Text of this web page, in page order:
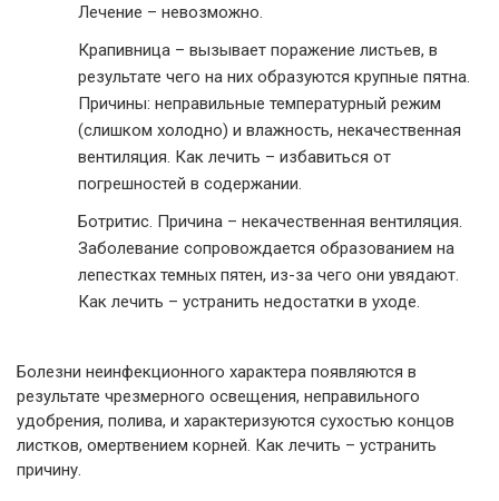
Лечение – невозможно.
Крапивница – вызывает поражение листьев, в
результате чего на них образуются крупные пятна.
Причины: неправильные температурный режим
(слишком холодно) и влажность, некачественная
вентиляция. Как лечить – избавиться от
погрешностей в содержании.
Ботритис. Причина – некачественная вентиляция.
Заболевание сопровождается образованием на
лепестках темных пятен, из-за чего они увядают.
Как лечить – устранить недостатки в уходе.
Болезни неинфекционного характера появляются в
результате чрезмерного освещения, неправильного
удобрения, полива, и характеризуются сухостью концов
листков, омертвением корней. Как лечить – устранить
причину.